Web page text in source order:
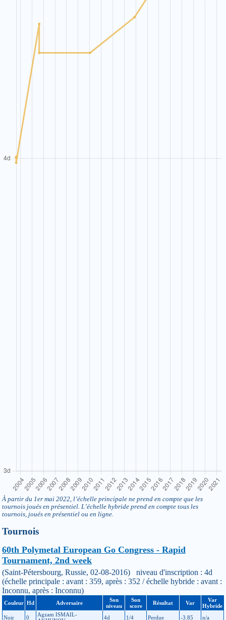
À partir du 1er mai 2022, l’échelle principale ne prend en compte que les
tournois joués en présentiel. L’échelle hybride prend en compte tous les
tournois, joués en présentiel ou en ligne.
Tournois
60th Polymetal European Go Congress - Rapid
Tournament, 2nd week
(Saint-Pétersbourg, Russie, 02-08-2016) niveau d'inscription : 4d
(échelle principale : avant : 359, après : 352 / échelle hybride : avant :
Inconnu, après : Inconnu)
Couleur Hd Adversaire
Son
niveau
Son
score
Résultat Var
Var
Hybride
Noir
0
Agzam ISMAIL-
4d 1/4 Perdue -3.85 n/a